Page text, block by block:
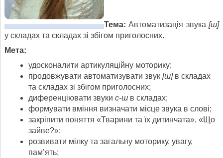
Тема: Автоматизація звука [ш]
у складах та складах зі збігом приголосних.
Мета:
удосконалити артикуляційну моторику;
продовжувати автоматизувати звук [ш]в складах
та складах зі збігом приголосних;
диференціювати звуки с-ш в складах;
формувати вміння визначати місце звука в слові;
закріпити поняття «Тварини та їх дитинчата», «Що
зайве?»;
розвивати мілку та загальну моторику, увагу,
пам’ять;